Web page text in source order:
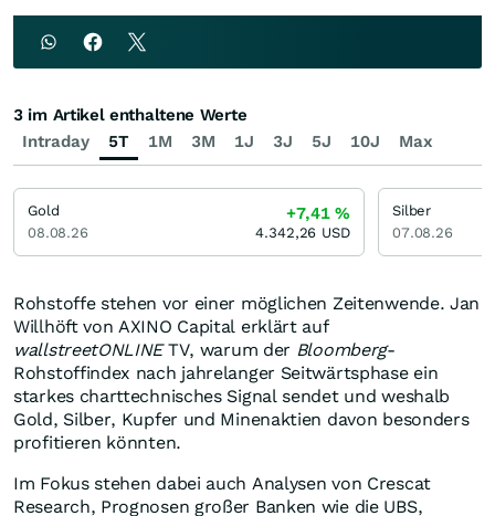
Rohstoffe stehen vor einer möglichen Zeitenwende. Jan
Willhöft von AXINO Capital erklärt auf
wallstreetONLINETV, warum der Bloomberg-
Rohstoffindex nach jahrelanger Seitwärtsphase ein
starkes charttechnisches Signal sendet und weshalb
Gold, Silber, Kupfer und Minenaktien davon besonders
profitieren könnten.
Im Fokus stehen dabei auch Analysen von Crescat
Research, Prognosen großer Banken wie die UBS,
Intraday 5T 1M 3M 1J 3J 5J 10J Max
3 im Artikel enthaltene Werte
Gold
08.08.26
+7,41%
4.342,26 USD
Silber
07.08.26